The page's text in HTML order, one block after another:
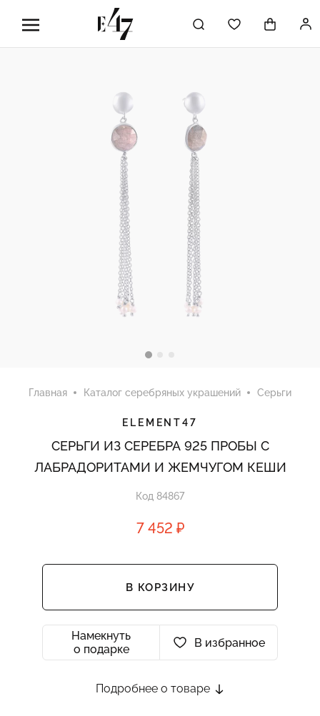
Главная Каталог серебряных украшений Серьги
ELEMENT47
СЕРЬГИ ИЗ СЕРЕБРА 925 ПРОБЫ С
ЛАБРАДОРИТАМИ И ЖЕМЧУГОМ КЕШИ
Код 84867
7 452 ₽
В КОРЗИНУ
Намекнуть
о подарке
В избранное
Подробнее о товаре